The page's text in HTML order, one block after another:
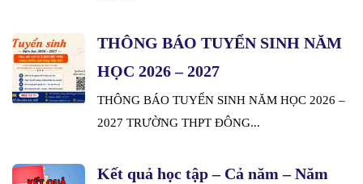
THÔNG BÁO TUYỂN SINH NĂM
HỌC 2026 – 2027
THÔNG BÁO TUYỂN SINH NĂM HỌC 2026 –
2027 TRƯỜNG THPT ĐÔNG...
Kết quả học tập – Cả năm – Năm